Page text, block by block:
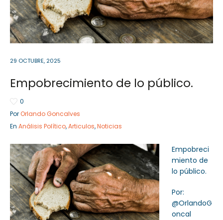
Sector Público
Servicios
Empresa Privada
Servicios
29 OCTUBRE, 2025
Empobrecimiento de lo público.
0
Por Orlando Goncalves
En Análisis Político,Articulos,Noticias
Empobreci
miento de
lo público.
Por:
@OrlandoG
oncal